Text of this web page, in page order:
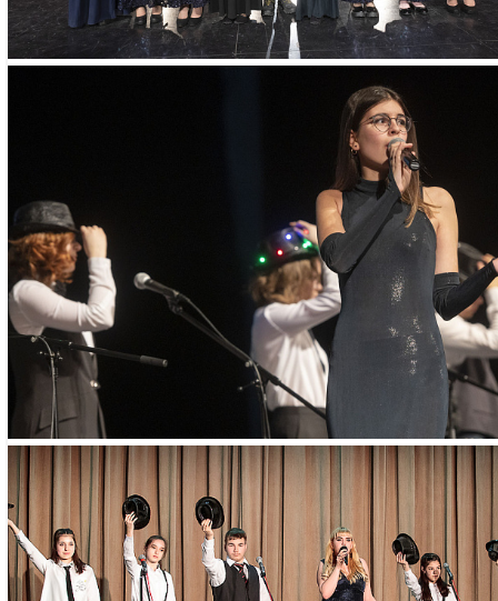
Необходимые
взрослых:
– паспорт
– СНИЛС